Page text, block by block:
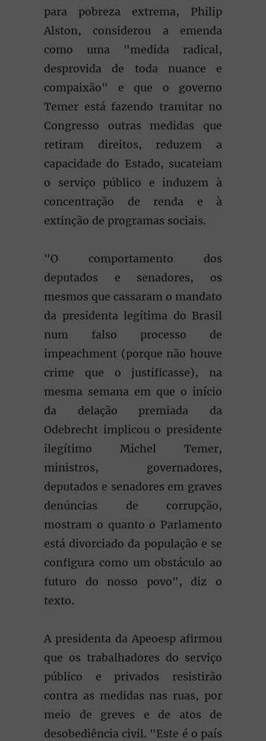
para pobreza extrema, Philip
Alston, considerou a emenda
como uma "medida radical,
desprovida de toda nuance e
compaixão" e que o governo
Temer está fazendo tramitar no
Congresso outras medidas que
retiram direitos, reduzem a
capacidade do Estado, sucateiam
o serviço público e induzem à
concentração de renda e à
extinção de programas sociais.
"O comportamento dos
deputados e senadores, os
mesmos que cassaram o mandato
da presidenta legítima do Brasil
num falso processo de
impeachment (porque não houve
crime que o justificasse), na
mesma semana em que o início
da delação premiada da
Odebrecht implicou o presidente
ilegítimo Michel Temer,
ministros, governadores,
deputados e senadores em graves
denúncias de corrupção,
mostram o quanto o Parlamento
está divorciado da população e se
configura como um obstáculo ao
futuro do nosso povo", diz o
texto.
A presidenta da Apeoesp afirmou
que os trabalhadores do serviço
público e privados resistirão
contra as medidas nas ruas, por
meio de greves e de atos de
desobediência civil. "Este é o país